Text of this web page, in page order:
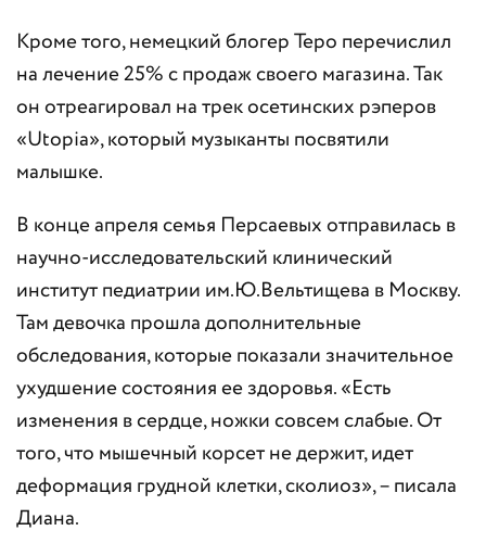
Кроме того, немецкий блогер Теро перечислил
на лечение 25% с продаж своего магазина. Так
он отреагировал на трек осетинских рэперов
«Utopia», который музыканты посвятили
малышке.
В конце апреля семья Персаевых отправилась в
научно-исследовательский клинический
институт педиатрии им.Ю.Вельтищева в Москву.
Там девочка прошла дополнительные
обследования, которые показали значительное
ухудшение состояния ее здоровья. «Есть
изменения в сердце, ножки совсем слабые. От
того, что мышечный корсет не держит, идет
деформация грудной клетки, сколиоз», – писала
Диана.